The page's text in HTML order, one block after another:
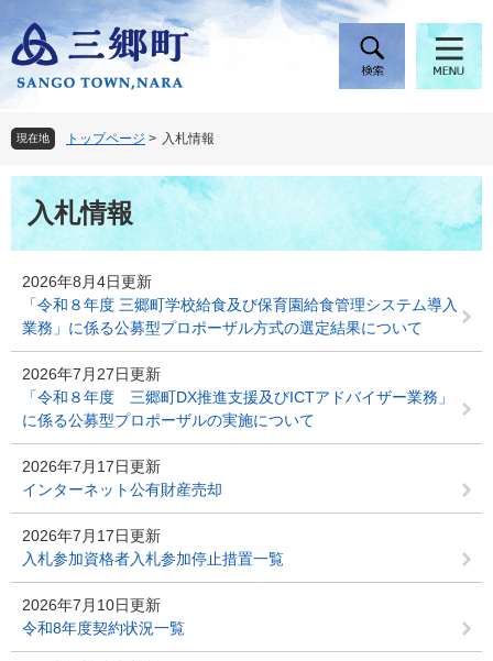
ー
ジ
頭
で
す
ニ
ュ
飛
ば
し
現在地 トップページ > 入札情報
本
文入札情報
2026年8月4日更新
「令和８年度 三郷町学校給食及び保育園給食管理システム導入
業務」に係る公募型プロポーザル方式の選定結果について
2026年7月27日更新
「令和８年度 三郷町DX推進支援及びICTアドバイザー業務」
に係る公募型プロポーザルの実施について
2026年7月17日更新
インターネット公有財産売却
2026年7月17日更新
入札参加資格者入札参加停止措置一覧
2026年7月10日更新
令和8年度契約状況一覧